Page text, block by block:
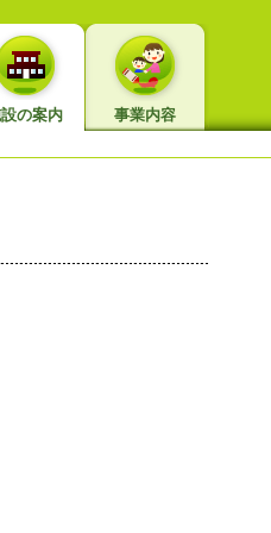
の案内 事業内容